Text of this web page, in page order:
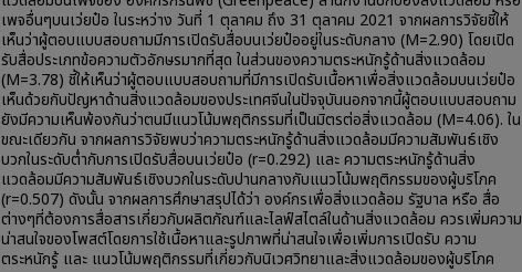
เพจอื่นๆบนเว่ยป๋อ ในระหว่าง วันที่ 1 ตุลาคม ถึง 31 ตุลาคม 2021 จากผลการวิจัยชี้ให้
เห็นว่าผู้ตอบแบบสอบถามมีการเปิดรับสื่อบนเว่ยป๋ออยู่ในระดับกลาง (M=2.90) โดยเปิด
รับสื่อประเภทข้อความตัวอักษรมากที่สุด ในส่วนของความตระหนักรู้ด้านสิ่งแวดล้อม
(M=3.78) ชี้ให้เห็นว่าผู้ตอบแบบสอบถามที่มีการเปิดรับเนื้อหาเพื่อสิ่งแวดล้อมบนเว่ยป๋อ
เห็นด้วยกับปัญหาด้านสิ่งแวดล้อมของประเทศจีนในปัจจุบันนอกจากนี้ผู้ตอบแบบสอบถาม
ยังมีความเห็นพ้องกันว่าตนมีแนวโน้มพฤติกรรมที่เป็นมิตรต่อสิ่งแวดล้อม (M=4.06). ใน
ขณะเดียวกัน จากผลการวิจัยพบว่าความตระหนักรู้ด้านสิ่งแวดล้อมมีความสัมพันธ์เชิง
บวกในระดับต่ำกับการเปิดรับสื่อบนเว่ยป๋อ (r=0.292) และ ความตระหนักรู้ด้านสิ่ง
แวดล้อมมีความสัมพันธ์เชิงบวกในระดับปานกลางกับแนวโน้มพฤติกรรมของผู้บริโภค
(r=0.507) ดังนั้น จากผลการศึกษาสรุปได้ว่า องค์กรเพื่อสิ่งแวดล้อม รัฐบาล หรือ สื่อ
ต่างๆที่ต้องการสื่อสารเกี่ยวกับผลิตภัณฑ์และไลฟ์สไตล์ในด้านสิ่งแวดล้อม ควรเพิ่มความ
น่าสนใจของโพสต์โดยการใช้เนื้อหาและรูปภาพที่น่าสนใจเพื่อเพิ่มการเปิดรับ ความ
ตระหนักรู้ และ แนวโน้มพฤติกรรมที่เกี่ยวกับนิเวศวิทยาและสิ่งแวดล้อมของผู้บริโภค